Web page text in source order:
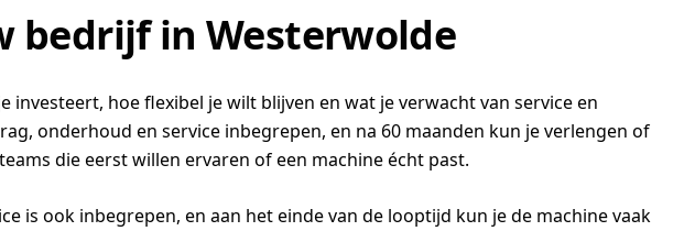
bedrijf in Westerwolde
investeert, hoe flexibel je wilt blijven en wat je verwacht van service en
onderhoud en service inbegrepen, en na 60 maanden kun je verlengen of
die eerst willen ervaren of een machine écht past.
is ook inbegrepen, en aan het einde van de looptijd kun je de machine vaak